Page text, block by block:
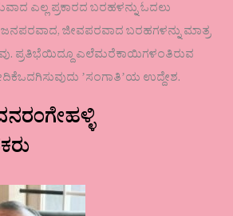
ಎಲ್ಲ ಪ್ರಕಾರದ ಬರಹಳನ್ನು ಓದಲು
ಜನಪರವಾದ, ಜೀವಪರವಾದ ಬರಹಗಳನ್ನು ಮಾತ್ರ
ಪ್ರತಿಭೆಯಿದ್ದೂ ಎಲೆಮರೆಕಾಯಿಗಳಂತಿರುವ
ʼಸಂಗಾತಿʼಯ ಉದ್ದೇಶ.